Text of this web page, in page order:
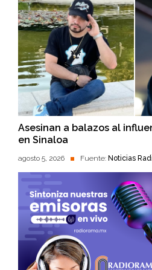
Asesinan a balazos al
en Sinaloa
agosto 5, 2026 Fuente: Noticias